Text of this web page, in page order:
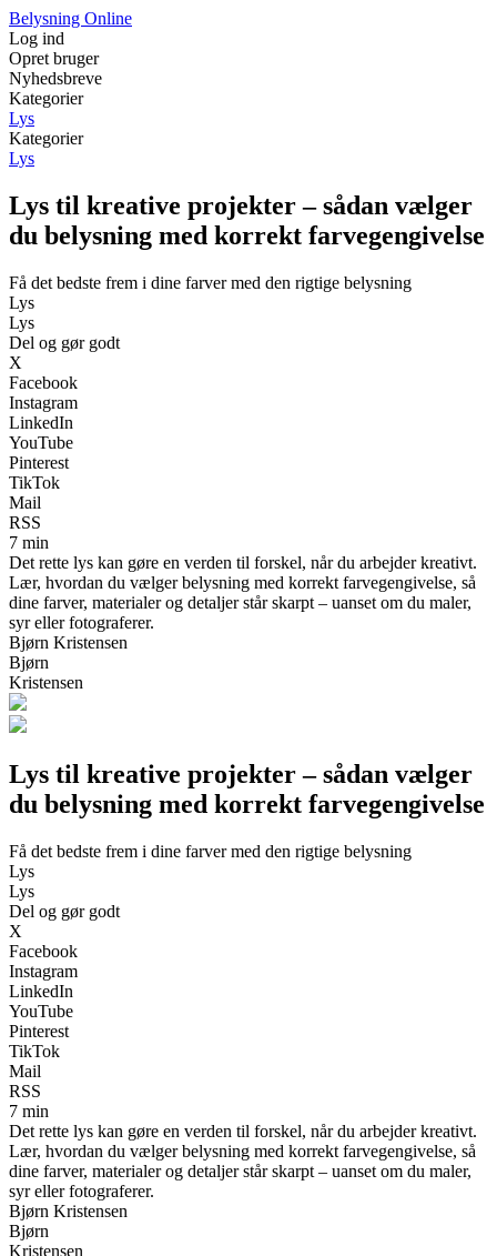
Belysning Online
Log ind
Opret bruger
Nyhedsbreve
Kategorier
Lys
Kategorier
Lys
Lys til kreative projekter – sådan vælger
du belysning med korrekt farvegengivelse
Få det bedste frem i dine farver med den rigtige belysning
Lys
Lys
Del og gør godt
X
Facebook
Instagram
LinkedIn
YouTube
Pinterest
TikTok
Mail
RSS
7 min
Det rette lys kan gøre en verden til forskel, når du arbejder kreativt.
Lær, hvordan du vælger belysning med korrekt farvegengivelse, så
dine farver, materialer og detaljer står skarpt – uanset om du maler,
syr eller fotograferer.
Bjørn Kristensen
Bjørn
Kristensen
Lys til kreative projekter – sådan vælger
du belysning med korrekt farvegengivelse
Få det bedste frem i dine farver med den rigtige belysning
Lys
Lys
Del og gør godt
X
Facebook
Instagram
LinkedIn
YouTube
Pinterest
TikTok
Mail
RSS
7 min
Det rette lys kan gøre en verden til forskel, når du arbejder kreativt.
Lær, hvordan du vælger belysning med korrekt farvegengivelse, så
dine farver, materialer og detaljer står skarpt – uanset om du maler,
syr eller fotograferer.
Bjørn Kristensen
Bjørn
Kristensen